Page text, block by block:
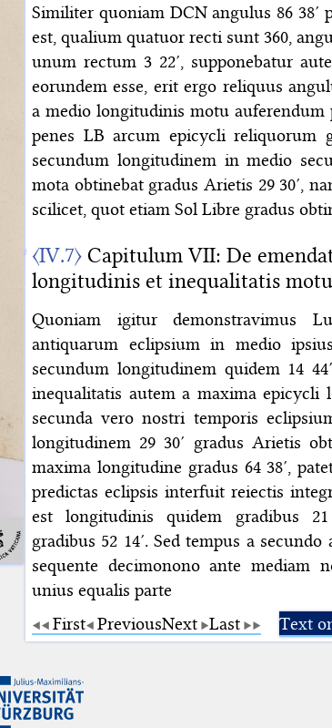
Similiter quoniam DCN angulus 86 38′
est, qualium quatuor recti sunt 360,
unum rectum 3 22′, supponebatur
eorundem esse, erit ergo reliquus
a medio longitudinis motu
penes LB arcum epicycli reliquorum
secundum longitudinem in medio
mota obtinebat gradus Arietis 29 30′,
scilicet, quot etiam Sol Libre gradus
〈IV.7〉 Capitulum VII: De
longitudinis et inequalitatis
Quoniam igitur demonstravimus
antiquarum eclipsium in medio
secundum longitudinem quidem 14
inequalitatis autem a maxima epicycli
secunda vero nostri temporis
longitudinem 29 30′ gradus Arietis
maxima longitudine gradus 64 38′,
predictas eclipsis interfuit reiectis
est longitudinis quidem gradibus 21
gradibus 52 14′. Sed tempus a
sequente decimonono ante mediam
unius equalis parte
First PreviousNext Last Text